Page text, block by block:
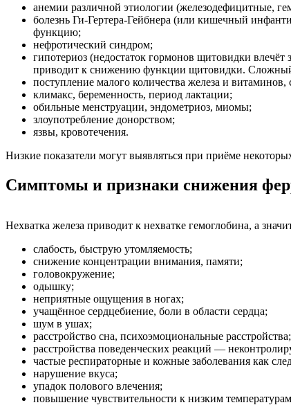
анемии различной этиологии (железодефицитные,
болезнь Ги-Гертера-Гейбнера (или кишечный
функцию;
нефротический синдром;
гипотериоз (недостаток гормонов щитовидки
приводит к снижению функции щитовидки.
поступление малого количества железа и
климакс, беременность, период лактации;
обильные менструации, эндометриоз, миомы;
злоупотребление донорством;
язвы, кровотечения.
Низкие показатели могут выявляться при приёме
Симптомы и признаки снижения
Нехватка железа приводит к нехватке гемоглобина, а
слабость, быструю утомляемость;
снижение концентрации внимания, памяти;
головокружение;
одышку;
неприятные ощущения в ногах;
учащённое сердцебиение, боли в области сердца;
шум в ушах;
расстройство сна, психоэмоциональные расстройства;
расстройства поведенческих реакций —
частые респираторные и кожные заболевания как
нарушение вкуса;
упадок полового влечения;
повышение чувствительности к низким